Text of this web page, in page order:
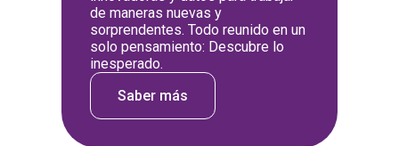
de maneras nuevas y
sorprendentes. Todo reunido en un
solo pensamiento: Descubre lo
inesperado.
Saber más